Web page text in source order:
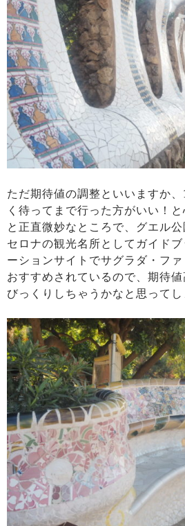
ただ期待値の調整といいますか
く待ってまで行った方がいい！
と正直微妙なところで、グエル
セロナの観光名所としてガイド
ーションサイトでサグラダ・フ
おすすめされているので、期待
びっくりしちゃうかなと思ってし